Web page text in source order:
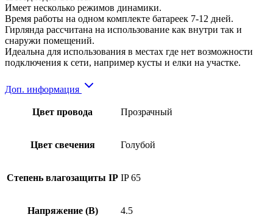
Имеет несколько режимов динамики.
Время работы на одном комплекте батареек 7-12 дней.
Гирлянда рассчитана на использование как внутри так и
снаружи помещений.
Идеальна для использования в местах где нет возможности
подключения к сети, например кусты и елки на участке.
Доп. информация
Цвет провода Прозрачный
Цвет свечения Голубой
Степень влагозащиты IP IP 65
Напряжение (В) 4.5